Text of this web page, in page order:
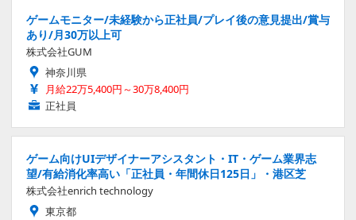
ゲームモニター/未経験から正社員/プレイ後の意見提出/賞与
あり/月30万以上可
株式会社GUM
神奈川県
月給22万5,400円～30万8,400円
正社員
ゲーム向けUIデザイナーアシスタント・IT・ゲーム業界志
望/有給消化率高い「正社員・年間休日125日」・港区芝
株式会社enrich technology
東京都